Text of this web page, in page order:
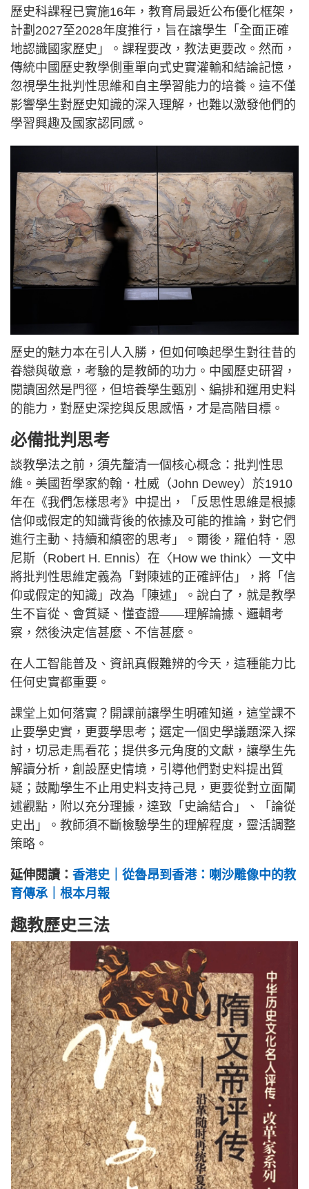
歷史科課程已實施16年，教育局最近公布優化框架，
計劃2027至2028年度推行，旨在讓學生「全面正確
地認識國家歷史」。課程要改，教法更要改。然而，
傳統中國歷史教學側重單向式史實灌輸和結論記憶，
忽視學生批判性思維和自主學習能力的培養。這不僅
影響學生對歷史知識的深入理解，也難以激發他們的
學習興趣及國家認同感。
歷史的魅力本在引人入勝，但如何喚起學生對往昔的
眷戀與敬意，考驗的是教師的功力。中國歷史研習，
閱讀固然是門徑，但培養學生甄別、編排和運用史料
的能力，對歷史深挖與反思感悟，才是高階目標。
必備批判思考
談教學法之前，須先釐清一個核心概念：批判性思
維。美國哲學家約翰．杜威（John Dewey）於1910
年在《我們怎樣思考》中提出，「反思性思維是根據
信仰或假定的知識背後的依據及可能的推論，對它們
進行主動、持續和縝密的思考」。爾後，羅伯特．恩
尼斯（Robert H. Ennis）在〈How we think〉一文中
將批判性思維定義為「對陳述的正確評估」，將「信
仰或假定的知識」改為「陳述」。說白了，就是教學
生不盲從、會質疑、懂查證——理解論據、邏輯考
察，然後決定信甚麼、不信甚麼。
在人工智能普及、資訊真假難辨的今天，這種能力比
任何史實都重要。
課堂上如何落實？開課前讓學生明確知道，這堂課不
止要學史實，更要學思考；選定一個史學議題深入探
討，切忌走馬看花；提供多元角度的文獻，讓學生先
解讀分析，創設歷史情境，引導他們對史料提出質
疑；鼓勵學生不止用史料支持己見，更要從對立面闡
述觀點，附以充分理據，達致「史論結合」、「論從
史出」。教師須不斷檢驗學生的理解程度，靈活調整
策略。
延伸閱讀： 香港史｜從魯昂到香港：喇沙雕像中的教
育傳承｜根本月報
趣教歷史三法